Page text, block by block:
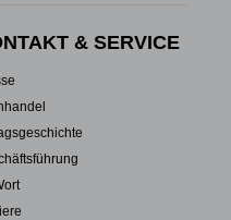
& SERVICE